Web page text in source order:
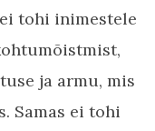
tohi inimestele
ja armu, mis
Samas ei tohi